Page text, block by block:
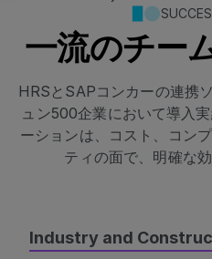
一流のチー
HRSとSAPコンカーの連携
ュン500企業において導入
ーションは、コスト、コン
ティの面で、明確な
Industry and